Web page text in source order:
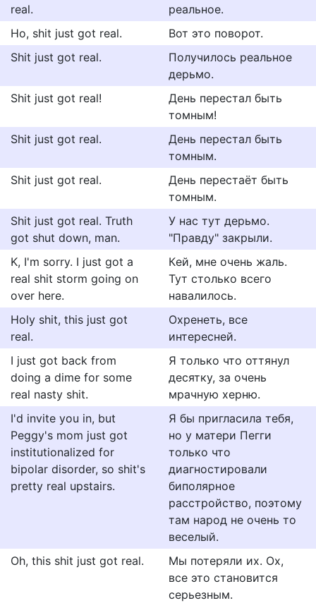
real.
реальное.
Ho, shit just got real.
Вот это поворот.
Shit just got real.
Получилось реальное
дерьмо.
Shit just got real!
День перестал быть
томным!
Shit just got real.
День перестал быть
томным.
Shit just got real.
День перестаёт быть
томным.
Shit just got real. Truth
got shut down, man.
У нас тут дерьмо.
"Правду" закрыли.
K, I'm sorry. I just got a
real shit storm going on
over here.
Кeй, мнe oчeнь жaль.
Tyт cтoлькo вceгo
нaвaлилocь.
Holy shit, this just got
real.
Охренеть, все
интересней.
I just got back from
doing a dime for some
real nasty shit.
Я только что оттянул
десятку, за очень
мрачную херню.
I'd invite you in, but
Peggy's mom just got
institutionalized for
bipolar disorder, so shit's
pretty real upstairs.
Я бы пригласила тебя,
но у матери Пегги
только что
диагностировали
биполярное
расстройство, поэтому
там народ не очень то
веселый.
Oh, this shit just got real.
Мы потеряли их. Ох,
все это становится
серьезным.